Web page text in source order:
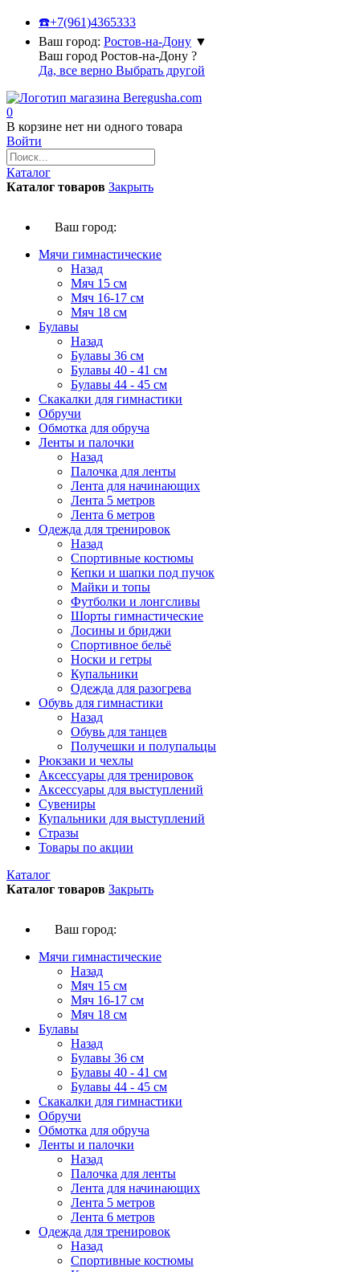
☎️+7(961)4365333
Ваш город: Ростов-на-Дону ▼
Ваш город Ростов-на-Дону ?
Да, все верно Выбрать другой
0
В корзине нет ни одного товара
Войти
Каталог
Каталог товаров Закрыть
Ваш город:
Мячи гимнастические
Назад
Мяч 15 см
Мяч 16-17 см
Мяч 18 см
Булавы
Назад
Булавы 36 см
Булавы 40 - 41 см
Булавы 44 - 45 см
Скакалки для гимнастики
Обручи
Обмотка для обруча
Ленты и палочки
Назад
Палочка для ленты
Лента для начинающих
Лента 5 метров
Лента 6 метров
Одежда для тренировок
Назад
Спортивные костюмы
Кепки и шапки под пучок
Майки и топы
Футболки и лонгсливы
Шорты гимнастические
Лосины и бриджи
Спортивное бельё
Носки и гетры
Купальники
Одежда для разогрева
Обувь для гимнастики
Назад
Обувь для танцев
Получешки и полупальцы
Рюкзаки и чехлы
Аксессуары для тренировок
Аксессуары для выступлений
Сувениры
Купальники для выступлений
Стразы
Товары по акции
Каталог
Каталог товаров Закрыть
Ваш город:
Мячи гимнастические
Назад
Мяч 15 см
Мяч 16-17 см
Мяч 18 см
Булавы
Назад
Булавы 36 см
Булавы 40 - 41 см
Булавы 44 - 45 см
Скакалки для гимнастики
Обручи
Обмотка для обруча
Ленты и палочки
Назад
Палочка для ленты
Лента для начинающих
Лента 5 метров
Лента 6 метров
Одежда для тренировок
Назад
Спортивные костюмы